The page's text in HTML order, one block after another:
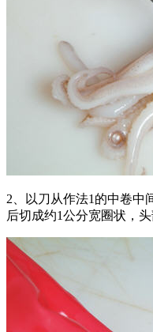
2、以刀从作法1的中卷中
后切成约1公分宽圈状，